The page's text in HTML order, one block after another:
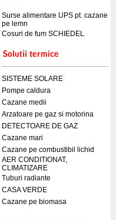
Surse alimentare UPS pt. cazane
pe lemn
Cosuri de fum SCHIEDEL
SISTEME SOLARE
Pompe caldura
Cazane medii
Arzatoare pe gaz si motorina
DETECTOARE DE GAZ
Cazane mari
Cazane pe combustibil lichid
AER CONDITIONAT,
CLIMATIZARE
Tuburi radiante
CASA VERDE
Cazane pe biomasa